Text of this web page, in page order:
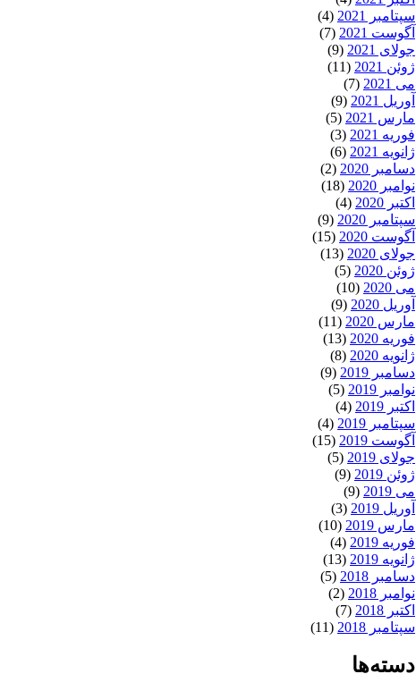
سپتامبر 2021
(4)
آگوست 2021
(7)
جولای 2021
(9)
ژوئن 2021
(11)
می 2021
(7)
آوریل 2021
(9)
مارس 2021
(5)
فوریه 2021
(3)
ژانویه 2021
(6)
دسامبر 2020
(2)
نوامبر 2020
(18)
اکتبر 2020
(4)
سپتامبر 2020
(9)
آگوست 2020
(15)
جولای 2020
(13)
ژوئن 2020
(5)
می 2020
(10)
آوریل 2020
(9)
مارس 2020
(11)
فوریه 2020
(13)
ژانویه 2020
(8)
دسامبر 2019
(9)
نوامبر 2019
(5)
اکتبر 2019
(4)
سپتامبر 2019
(4)
آگوست 2019
(15)
جولای 2019
(5)
ژوئن 2019
(9)
می 2019
(9)
آوریل 2019
(3)
مارس 2019
(10)
فوریه 2019
(4)
ژانویه 2019
(13)
دسامبر 2018
(5)
نوامبر 2018
(2)
اکتبر 2018
(7)
سپتامبر 2018
(11)
دسته‌ها